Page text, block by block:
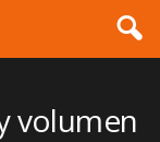
volumen